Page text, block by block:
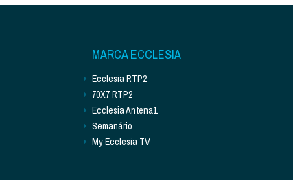
MARCA ECCLESIA
Ecclesia RTP2
70X7 RTP2
Ecclesia Antena1
Semanário
My Ecclesia TV